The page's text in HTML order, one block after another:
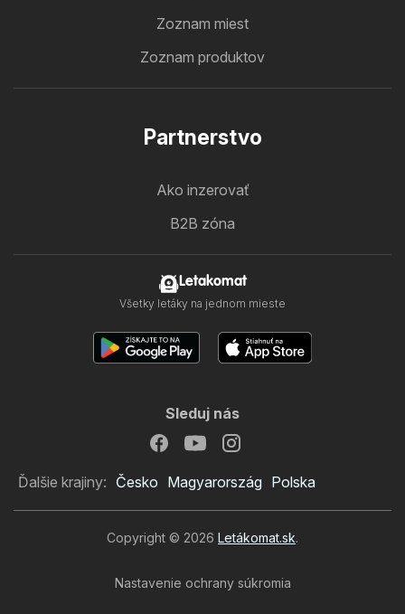
Zoznam miest
Zoznam produktov
Partnerstvo
Ako inzerovať
B2B zóna
Letakomat
Všetky letáky na jednom mieste
Sleduj nás
Ďalšie krajiny: Česko Magyarország Polska
Copyright © 2026 Letákomat.sk.
Nastavenie ochrany súkromia